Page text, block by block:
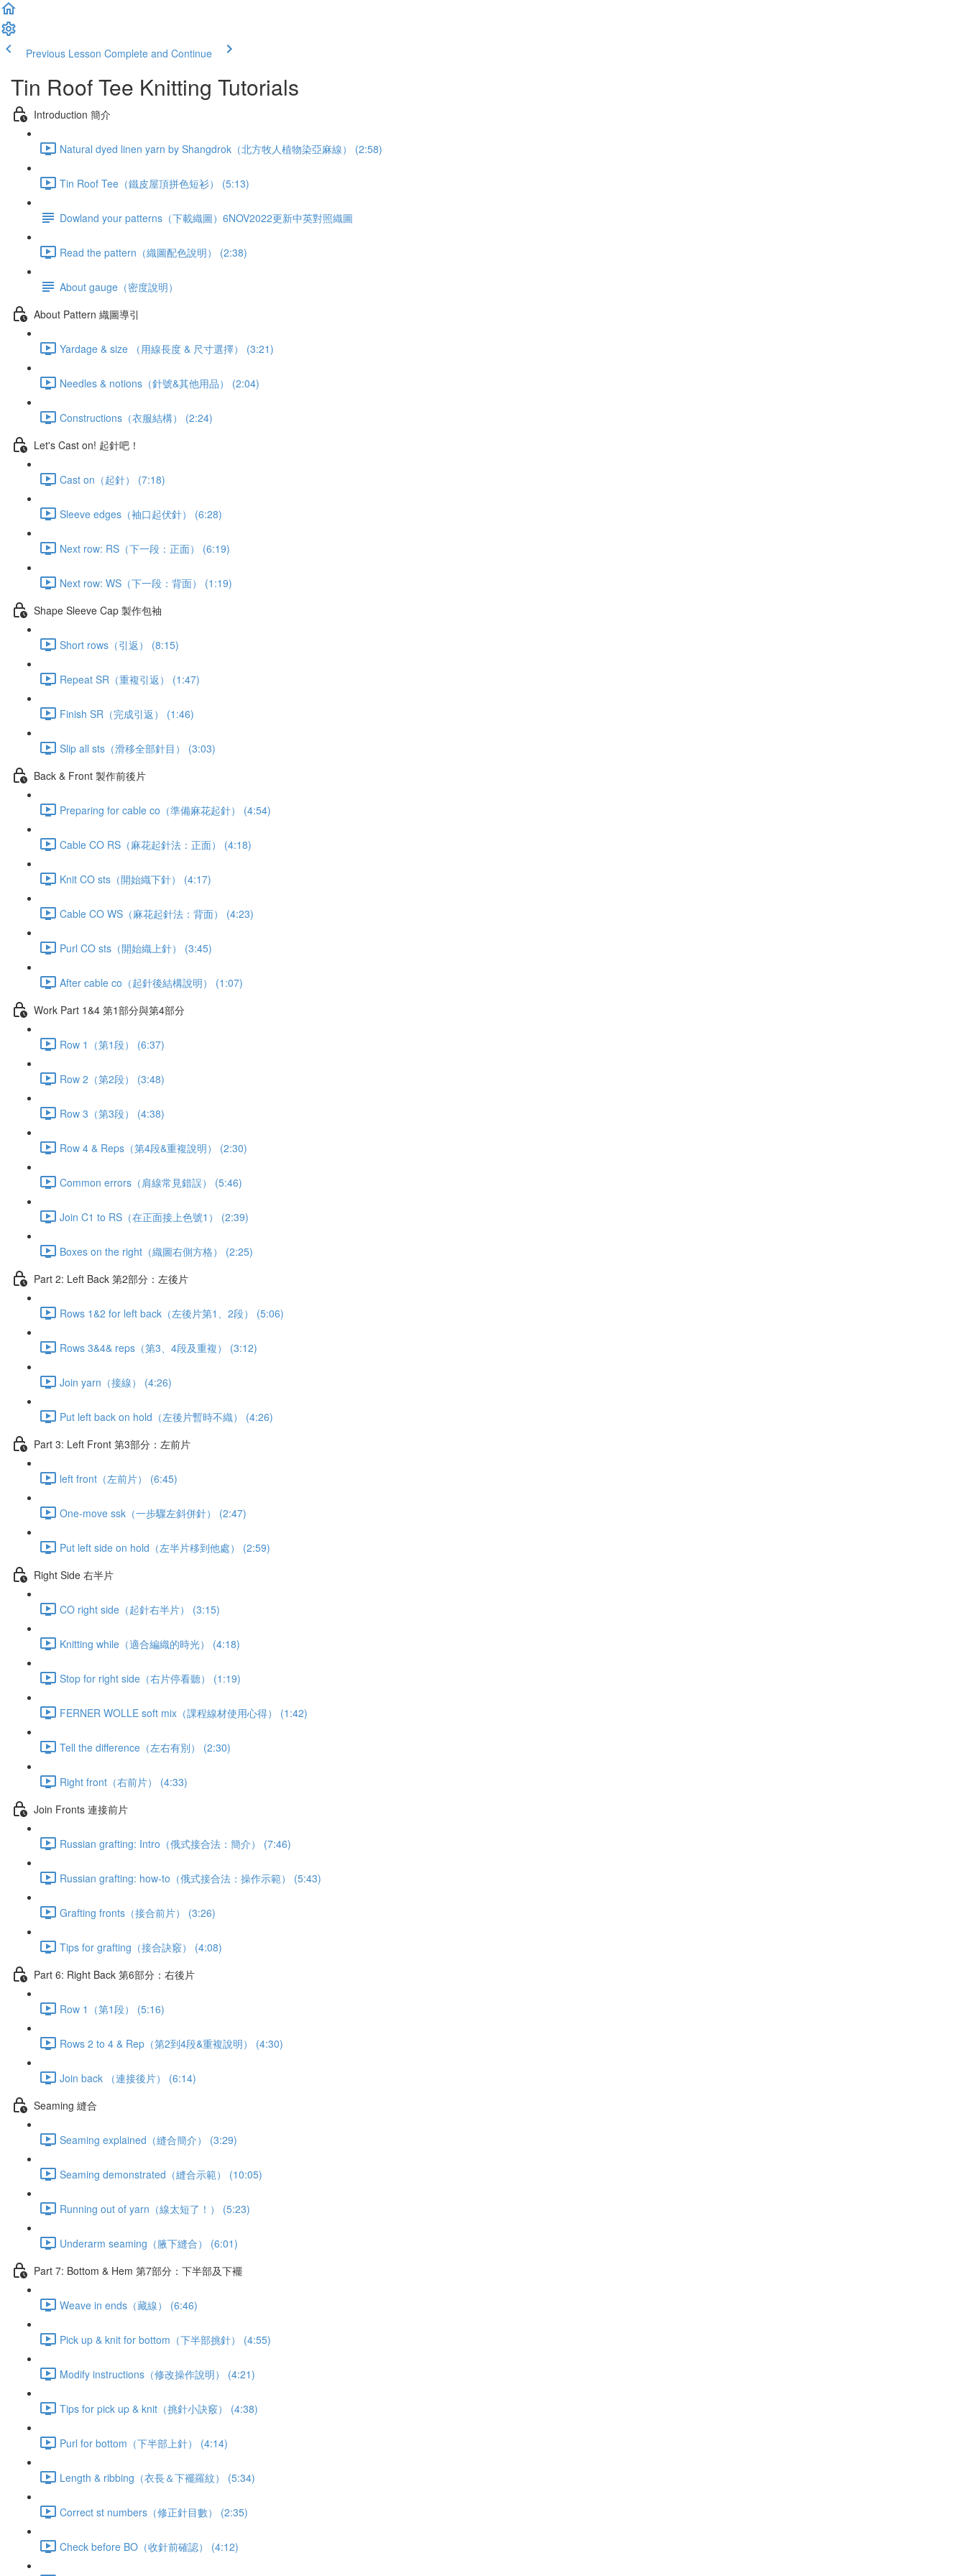
Previous Lesson Complete and Continue
Tin Roof Tee Knitting Tutorials
Introduction 簡介
Natural dyed linen yarn by Shangdrok（北方牧人植物染亞麻線） (2:58)
Tin Roof Tee（鐵皮屋頂拼色短衫） (5:13)
Dowland your patterns（下載織圖）6NOV2022更新中英對照織圖
Read the pattern（織圖配色說明） (2:38)
About gauge（密度說明）
About Pattern 織圖導引
Yardage & size （用線長度 & 尺寸選擇） (3:21)
Needles & notions（針號&其他用品） (2:04)
Constructions（衣服結構） (2:24)
Let's Cast on! 起針吧！
Cast on（起針） (7:18)
Sleeve edges（袖口起伏針） (6:28)
Next row: RS（下一段：正面） (6:19)
Next row: WS（下一段：背面） (1:19)
Shape Sleeve Cap 製作包袖
Short rows（引返） (8:15)
Repeat SR（重複引返） (1:47)
Finish SR（完成引返） (1:46)
Slip all sts（滑移全部針目） (3:03)
Back & Front 製作前後片
Preparing for cable co（準備麻花起針） (4:54)
Cable CO RS（麻花起針法：正面） (4:18)
Knit CO sts（開始織下針） (4:17)
Cable CO WS（麻花起針法：背面） (4:23)
Purl CO sts（開始織上針） (3:45)
After cable co（起針後結構說明） (1:07)
Work Part 1&4 第1部分與第4部分
Row 1（第1段） (6:37)
Row 2（第2段） (3:48)
Row 3（第3段） (4:38)
Row 4 & Reps（第4段&重複說明） (2:30)
Common errors（肩線常見錯誤） (5:46)
Join C1 to RS（在正面接上色號1） (2:39)
Boxes on the right（織圖右側方格） (2:25)
Part 2: Left Back 第2部分：左後片
Rows 1&2 for left back（左後片第1、2段） (5:06)
Rows 3&4& reps（第3、4段及重複） (3:12)
Join yarn（接線） (4:26)
Put left back on hold（左後片暫時不織） (4:26)
Part 3: Left Front 第3部分：左前片
left front（左前片） (6:45)
One-move ssk（一步驟左斜併針） (2:47)
Put left side on hold（左半片移到他處） (2:59)
Right Side 右半片
CO right side（起針右半片） (3:15)
Knitting while（適合編織的時光） (4:18)
Stop for right side（右片停看聽） (1:19)
FERNER WOLLE soft mix（課程線材使用心得） (1:42)
Tell the difference（左右有別） (2:30)
Right front（右前片） (4:33)
Join Fronts 連接前片
Russian grafting: Intro（俄式接合法：簡介） (7:46)
Russian grafting: how-to（俄式接合法：操作示範） (5:43)
Grafting fronts（接合前片） (3:26)
Tips for grafting（接合訣竅） (4:08)
Part 6: Right Back 第6部分：右後片
Row 1（第1段） (5:16)
Rows 2 to 4 & Rep（第2到4段&重複說明） (4:30)
Join back （連接後片） (6:14)
Seaming 縫合
Seaming explained（縫合簡介） (3:29)
Seaming demonstrated（縫合示範） (10:05)
Running out of yarn（線太短了！） (5:23)
Underarm seaming（腋下縫合） (6:01)
Part 7: Bottom & Hem 第7部分：下半部及下襬
Weave in ends（藏線） (6:46)
Pick up & knit for bottom（下半部挑針） (4:55)
Modify instructions（修改操作說明） (4:21)
Tips for pick up & knit（挑針小訣竅） (4:38)
Purl for bottom（下半部上針） (4:14)
Length & ribbing（衣長＆下襬羅紋） (5:34)
Correct st numbers（修正針目數） (2:35)
Check before BO（收針前確認） (4:12)